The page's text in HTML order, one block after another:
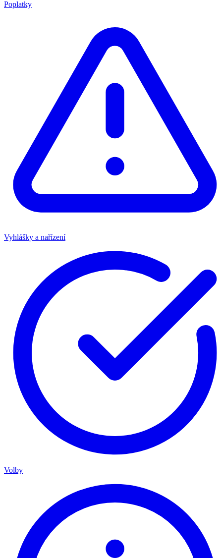
Poplatky
Vyhlášky a nařízení
Volby